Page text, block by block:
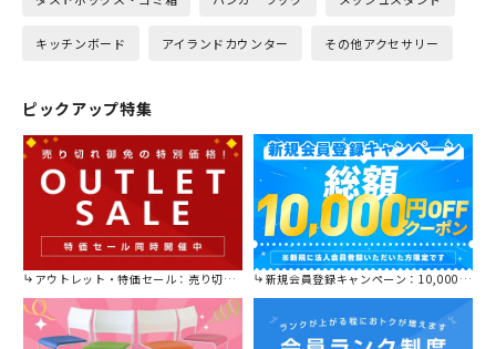
キッチンボード アイランドカウンター その他アクセサリー
ピックアップ特集
アウトレット・特価セール：売り切れ御免の特別価格！ 新規会員登録キャンペーン：10,000円OFFクーポン進呈中！